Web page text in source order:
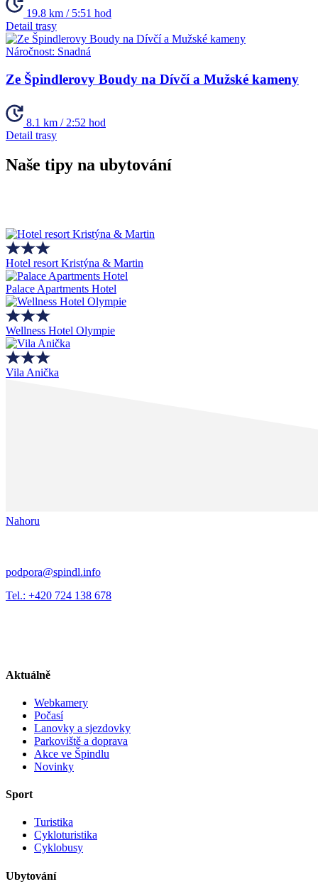
19.8 km / 5:51 hod
Detail trasy
Náročnost: Snadná
Ze Špindlerovy Boudy na Dívčí a Mužské kameny
8.1 km / 2:52 hod
Detail trasy
Naše tipy na ubytování
Hotel resort Kristýna & Martin
Palace Apartments Hotel
Wellness Hotel Olympie
Vila Anička
Nahoru
podpora@spindl.info
Tel.: +420 724 138 678
Aktuálně
Webkamery
Počasí
Lanovky a sjezdovky
Parkoviště a doprava
Akce ve Špindlu
Novinky
Sport
Turistika
Cykloturistika
Cyklobusy
Ubytování